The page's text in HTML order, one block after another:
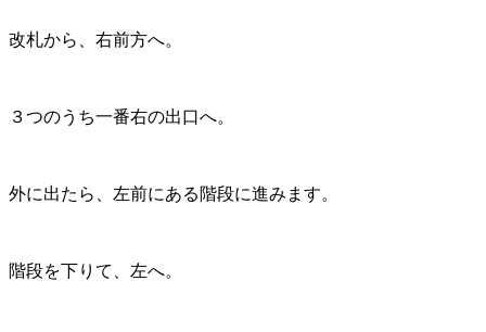
改札から、右前方へ。
３つのうち一番右の出口へ。
外に出たら、左前にある階段に進みます。
階段を下りて、左へ。